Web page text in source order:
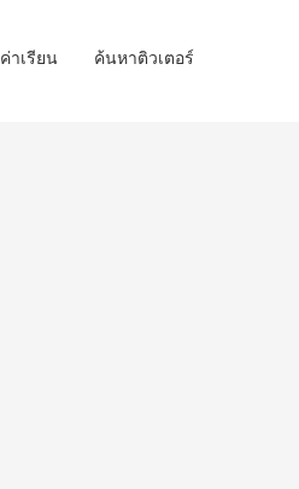
ค่าเรียน ค้นหาติวเตอร์